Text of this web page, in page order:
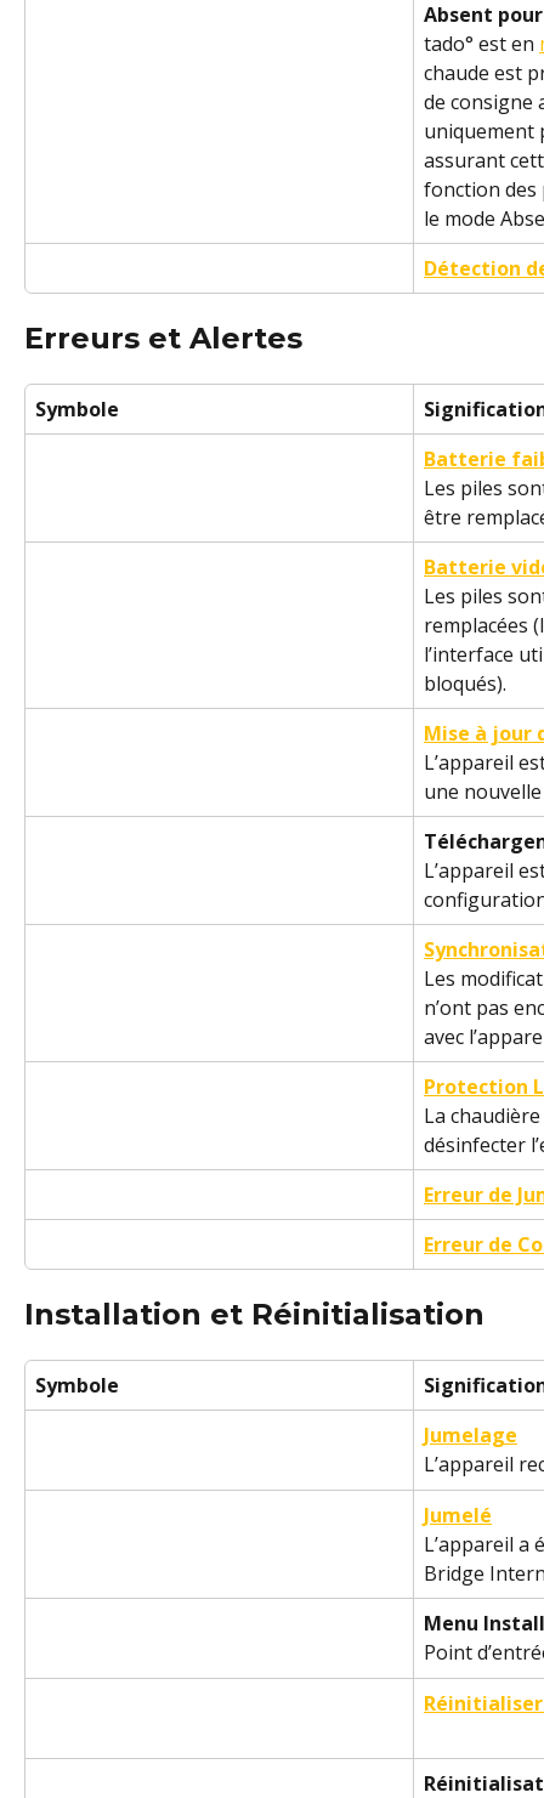
Absent
tado° est en
chaude est
de consigne
uniquement
assurant
fonction
le mode
Détection
Erreurs et Alertes
Symbole
Batterie
Les piles
être
Batterie
Les piles
remplacées
l’interface
bloqués).
Mise à jour
L’appareil
une
L’appareil
Les
n’ont pas
avec
Protection
La
désinfecter
Erreur de
Erreur de
Installation et Réinitialisation
Symbole
Jumelage
L’appareil
Jumelé
L’appareil a
Bridge
Menu
Point